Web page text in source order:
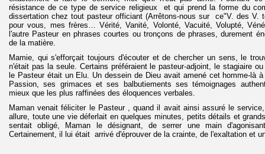
résistance de ce type de service religieux et qui prend la forme du
dissertation chez tout pasteur officiant (Arrêtons-nous sur ce"V. des V.
pour vous, mes frères… Vérité, Vanité, Volonté, Vacuité, Volupté,
l'autre Pasteur en phrases courtes ou tronçons de phrases, durement
de la matière.
Mamie, qui s'efforçait toujours d'écouter et de chercher un sens, le
n'était pas la seule. Certains préféraient le pasteur-adjoint, le stagiaire
le Pasteur était un Elu. Un dessein de Dieu avait amené cet homme-là
Passion, ses grimaces et ses balbutiements ses témoignages
mieux que les plus raffinées des éloquences verbales.
Maman venait féliciter le Pasteur , quand il avait ainsi assuré le
allure, toute une vie déferlait en quelques minutes, petits détails et
sentait obligé, Maman le désignant, de serrer une main
Certainement, il lui était arrivé d'éprouver de la crainte, de l'exaltation et